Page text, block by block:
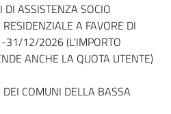
ASSISTENZA SOCIO
A FAVORE DI
31/12/2026 (L'IMPORTO
ANCHE LA QUOTA UTENTE)
COMUNI DELLA BASSA